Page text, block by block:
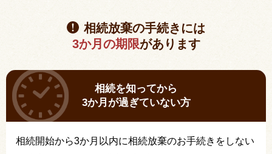
相続放棄の手続きには
3か月の期限があります
相続を知ってから
3か月が過ぎていない方
相続開始から3か月以内に相続放棄のお手続きをしない